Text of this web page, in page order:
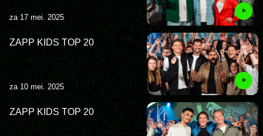
za 17 mei. 2025
ZAPP KIDS TOP 20
za 10 mei. 2025
ZAPP KIDS TOP 20